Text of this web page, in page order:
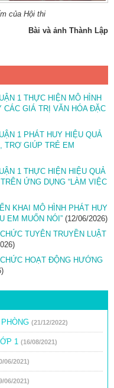
của Hội thi
Bài và ảnh Thành Lập
1 THỰC HIỆN MÔ HÌNH
CÁC GIÁ TRỊ VĂN HÓA ĐẶC
1 PHÁT HUY HIỆU QUẢ
TRỢ GIÚP TRẺ EM
1 THỰC HIỆN HIỆU QUẢ
ỨNG DỤNG “LÀM VIỆC
KHAI MÔ HÌNH PHÁT HUY
EM MUỐN NÓI” (12/06/2026)
TUYÊN TRUYỀN LUẬT
HOẠT ĐỘNG HƯỚNG
(21/12/2022)
1 (16/08/2021)
06/2021)
06/2021)